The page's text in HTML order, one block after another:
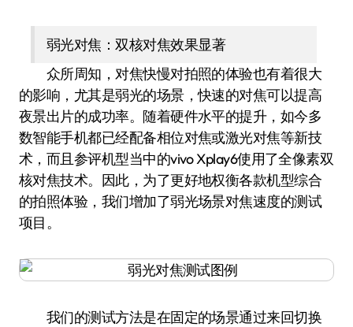
弱光对焦：双核对焦效果显著
众所周知，对焦快慢对拍照的体验也有着很大
的影响，尤其是弱光的场景，快速的对焦可以提高
夜景出片的成功率。随着硬件水平的提升，如今多
数智能手机都已经配备相位对焦或激光对焦等新技
术，而且参评机型当中的vivo Xplay6使用了全像素双
核对焦技术。因此，为了更好地权衡各款机型综合
的拍照体验，我们增加了弱光场景对焦速度的测试
项目。
我们的测试方法是在固定的场景通过来回切换